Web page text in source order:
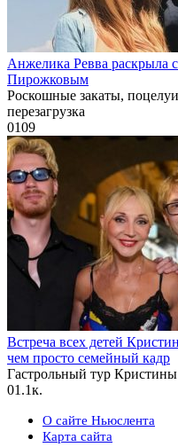
Анжелика Ревва раскрыла
Пирожковым
Роскошные закаты,
перезагрузка
0109
Встреча всех детей
чем просто семейный кадр
Гастрольный тур
01.1к.
О сайте Ньюслента
Карта сайта